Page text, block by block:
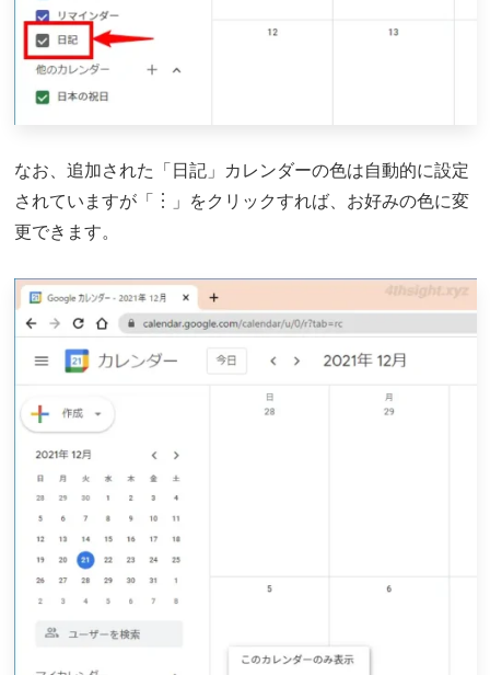
なお、追加された「日記」カレンダーの色は自動的に設定
されていますが「︙」をクリックすれば、お好みの色に変
更できます。